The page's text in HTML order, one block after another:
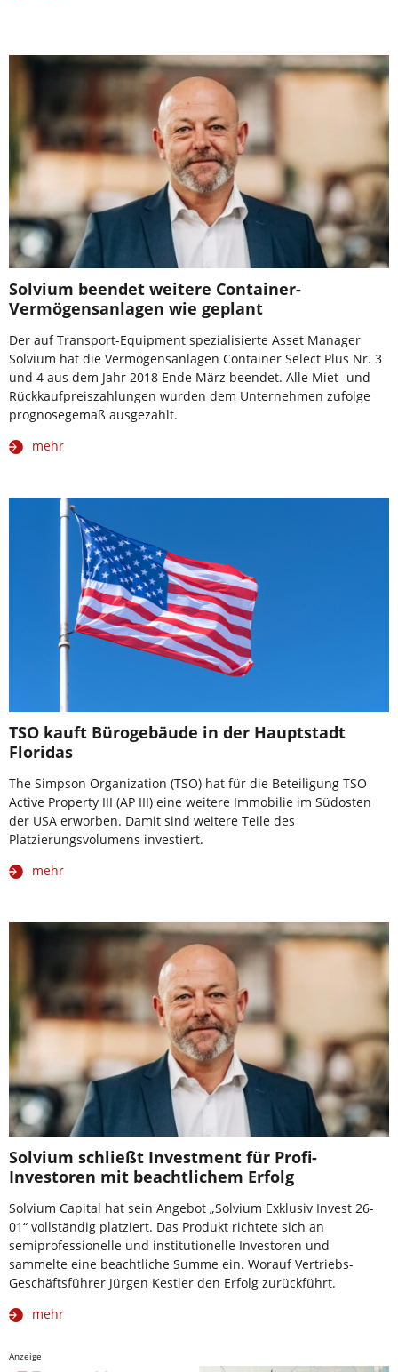
Solvium beendet weitere Container-
Vermögensanlagen wie geplant
Der auf Transport-Equipment spezialisierte Asset Manager
Solvium hat die Vermögensanlagen Container Select Plus Nr. 3
und 4 aus dem Jahr 2018 Ende März beendet. Alle Miet- und
Rückkaufpreiszahlungen wurden dem Unternehmen zufolge
prognosegemäß ausgezahlt.
mehr
TSO kauft Bürogebäude in der Hauptstadt
Floridas
The Simpson Organization (TSO) hat für die Beteiligung TSO
Active Property III (AP III) eine weitere Immobilie im Südosten
der USA erworben. Damit sind weitere Teile des
Platzierungsvolumens investiert.
mehr
Solvium schließt Investment für Profi-
Investoren mit beachtlichem Erfolg
Solvium Capital hat sein Angebot „Solvium Exklusiv Invest 26-
01“ vollständig platziert. Das Produkt richtete sich an
semiprofessionelle und institutionelle Investoren und
sammelte eine beachtliche Summe ein. Worauf Vertriebs-
Geschäftsführer Jürgen Kestler den Erfolg zurückführt.
mehr
Anzeige